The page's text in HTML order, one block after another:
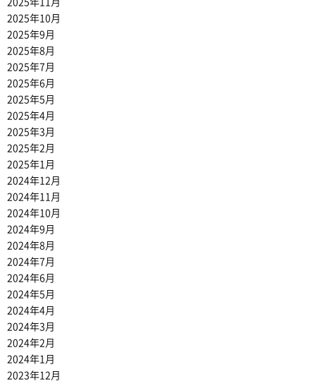
2025年11月
2025年10月
2025年9月
2025年8月
2025年7月
2025年6月
2025年5月
2025年4月
2025年3月
2025年2月
2025年1月
2024年12月
2024年11月
2024年10月
2024年9月
2024年8月
2024年7月
2024年6月
2024年5月
2024年4月
2024年3月
2024年2月
2024年1月
2023年12月